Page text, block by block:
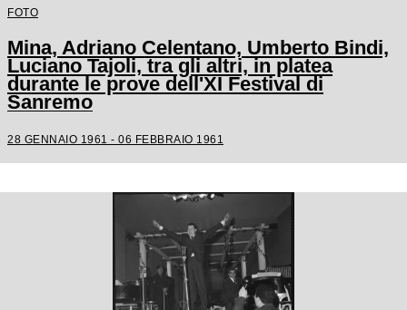
FOTO
Mina, Adriano Celentano, Umberto Bindi,
Luciano Tajoli, tra gli altri, in platea
durante le prove dell'XI Festival di
Sanremo
28 GENNAIO 1961 - 06 FEBBRAIO 1961